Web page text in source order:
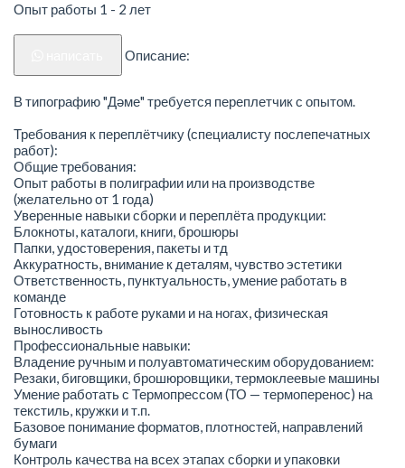
Опыт работы 1 - 2 лет
Описание:
В типографию "Дәме" требуется переплетчик с опытом.
Требования к переплётчику (специалисту послепечатных
работ):
Общие требования:
Опыт работы в полиграфии или на производстве
(желательно от 1 года)
Уверенные навыки сборки и переплёта продукции:
Блокноты, каталоги, книги, брошюры
Папки, удостоверения, пакеты и тд
Аккуратность, внимание к деталям, чувство эстетики
Ответственность, пунктуальность, умение работать в
команде
Готовность к работе руками и на ногах, физическая
выносливость
Профессиональные навыки:
Владение ручным и полуавтоматическим оборудованием:
Резаки, биговщики, брошюровщики, термоклеевые машины
Умение работать с Термопрессом (ТО — термоперенос) на
текстиль, кружки и т.п.
Базовое понимание форматов, плотностей, направлений
бумаги
Контроль качества на всех этапах сборки и упаковки